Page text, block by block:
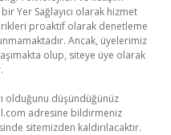
Yer Sağlayıcı olarak hizmet
proaktif olarak denetleme
Ancak, üyelerimiz
olup, siteye üye olarak
olduğunu düşündüğünüz
adresine bildirmeniz
sitemizden kaldırılacaktır.